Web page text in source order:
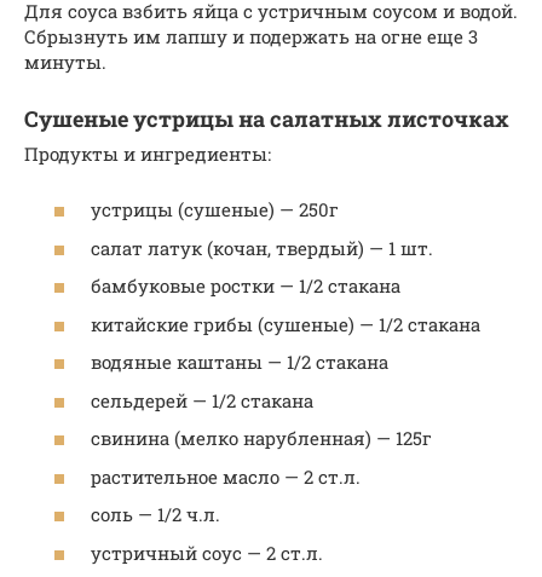
Для соуса взбить яйца с устричным соусом и водой.
Сбрызнуть им лапшу и подержать на огне еще 3
минуты.
Сушеные устрицы на салатных листочках
Продукты и ингредиенты:
устрицы (сушеные) — 250г
салат латук (кочан, твердый) — 1 шт.
бамбуковые ростки — 1/2 стакана
китайские грибы (сушеные) — 1/2 стакана
водяные каштаны — 1/2 стакана
сельдерей — 1/2 стакана
свинина (мелко нарубленная) — 125г
растительное масло — 2 ст.л.
соль — 1/2 ч.л.
устричный соус — 2 ст.л.